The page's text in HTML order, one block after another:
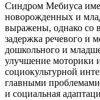
Синдром Мебиуса
новорожденных и
выражены, однако со
задержка речевого и
дошкольного и
улучшение моторики
социокультурной
главными проблемами
и социальная